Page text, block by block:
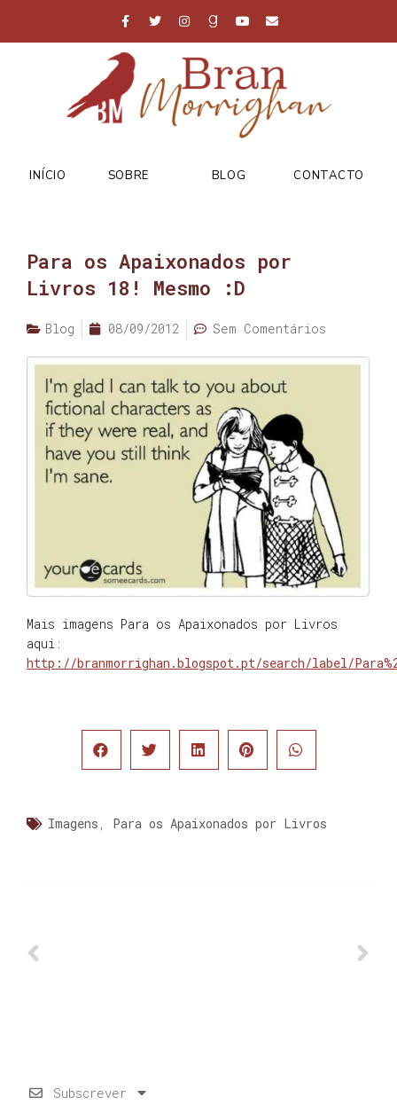
INÍCIO SOBRE BLOG CONTACTO
Para os Apaixonados por
Livros 18! Mesmo :D
Blog 08/09/2012 Sem Comentários
Mais imagens Para os Apaixonados por Livros
aqui:
http://branmorrighan.blogspot.pt/search/label/
Imagens , Para os Apaixonados por Livros
Subscrever